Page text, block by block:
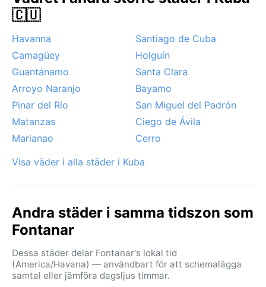
följa prognoserna noggrant. En annan egenhet är den
kännas tryckande. Men mellan skurarna ligger ljuset
som ett gyllene filter över gatorna, och den tropiska
värmen är en påminnelse om varför Kuba kallas de
tysta palmernas ö.
🇨🇺
Havanna
Santiago de Cuba
Camagüey
Holguín
Guantánamo
Santa Clara
Arroyo Naranjo
Bayamo
Pinar del Río
San Miguel del Padrón
Matanzas
Ciego de Ávila
Marianao
Cerro
Visa väder i alla städer i Kuba
Andra städer i samma tidszon som
Fontanar
Dessa städer delar Fontanar's lokal tid
(America/Havana) — användbart för att schemalägga
samtal eller jämföra dagsljus timmar.